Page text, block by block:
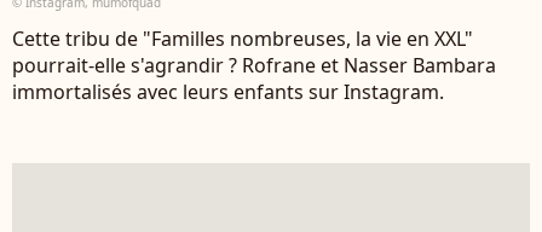
Cette tribu de "Familles nombreuses, la vie en XXL"
pourrait-elle s'agrandir ? Rofrane et Nasser Bambara
immortalisés avec leurs enfants sur Instagram.